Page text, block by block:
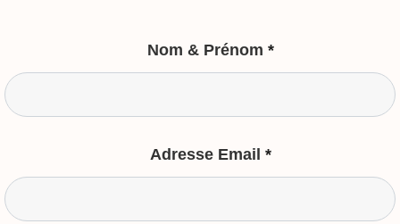
Nom & Prénom *
Adresse Email *